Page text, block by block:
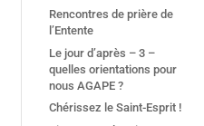
Rencontres de prière de
l’Entente
Le jour d’après – 3 –
quelles orientations pour
nous AGAPE ?
Chérissez le Saint-Esprit !